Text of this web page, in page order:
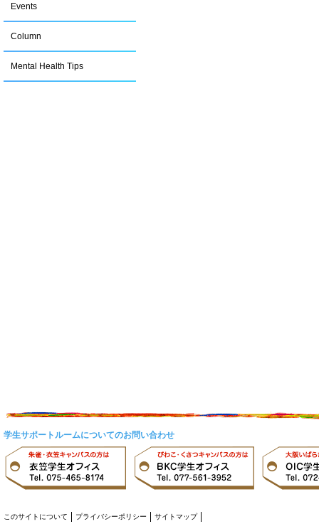
Events
Column
Mental Health Tips
学生サポートルームについてのお問い合わせ
このサイトについて プライバシーポリシー サイトマップ